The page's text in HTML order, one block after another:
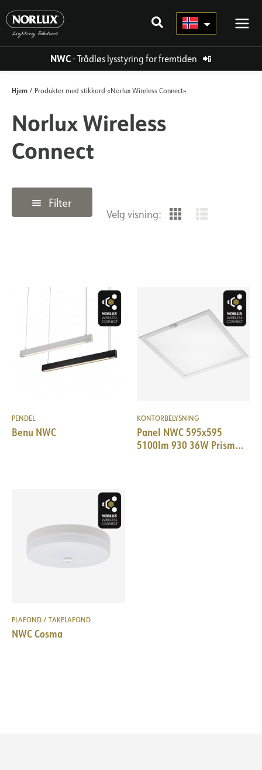
rett
innholdet
NWC- Trådløs lysstyring for fremtiden 📲
Hjem / Produkter med stikkord «Norlux Wireless Connect»
Norlux Wireless
Connect
Filter
Velg visning:
PENDEL
Benu NWC
KONTORBELYSNING
Panel NWC 595x595
5100lm 930 36W Prism
PLAFOND / TAKPLAFOND
NWC Cosma